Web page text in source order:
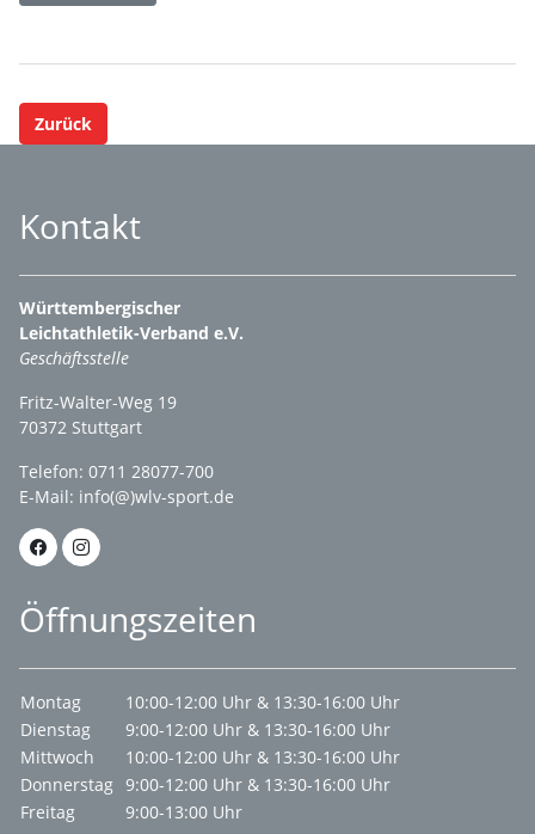
Zurück
Kontakt
Württembergischer
Leichtathletik-Verband e.V.
Geschäftsstelle
Fritz-Walter-Weg 19
70372 Stuttgart
Telefon: 0711 28077-700
E-Mail: info(@)wlv-sport.de
Öffnungszeiten
Montag
10:00-12:00 Uhr & 13:30-16:00 Uhr
Dienstag
9:00-12:00 Uhr & 13:30-16:00 Uhr
Mittwoch
10:00-12:00 Uhr & 13:30-16:00 Uhr
Donnerstag 9:00-12:00 Uhr & 13:30-16:00 Uhr
Freitag
9:00-13:00 Uhr